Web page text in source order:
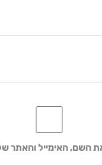
השם, האימייל והאתר